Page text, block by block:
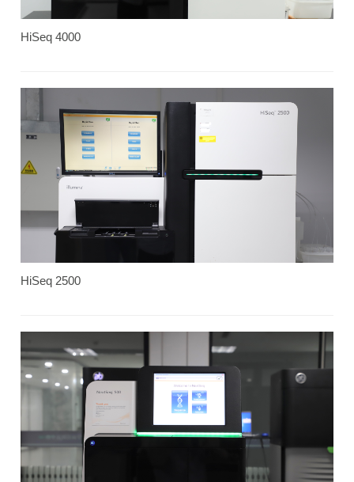
HiSeq 4000
HiSeq 2500